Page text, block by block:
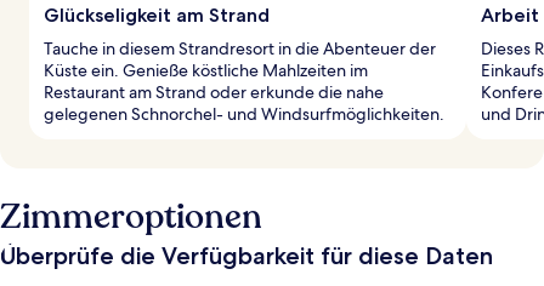
Glückseligkeit am Strand
Tauche in diesem Strandresort in die Abenteuer der
Küste ein. Genieße köstliche Mahlzeiten im
Restaurant am Strand oder erkunde die nahe
gelegenen Schnorchel- und Windsurfmöglichkeiten.
Arbeit
Dieses
und
Zimmeroptionen
Überprüfe die Verfügbarkeit für diese Daten